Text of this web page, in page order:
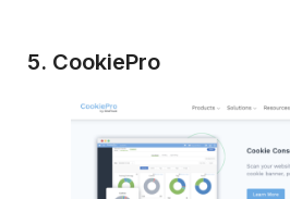
5. CookiePro